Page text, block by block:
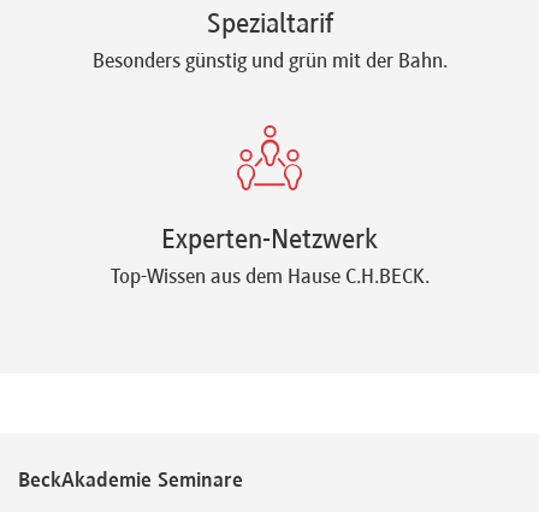
Spezialtarif
Besonders günstig und grün mit der Bahn.
Experten-Netzwerk
Top-Wissen aus dem Hause C.H.BECK.
BeckAkademie Seminare